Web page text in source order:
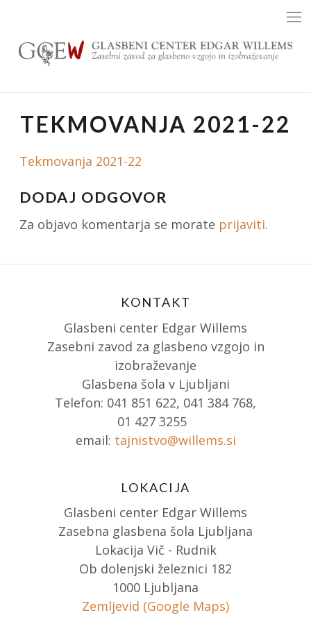
content
TEKMOVANJA 2021-22
Tekmovanja 2021-22
DODAJ ODGOVOR
Za objavo komentarja se morate prijaviti.
KONTAKT
Glasbeni center Edgar Willems
Zasebni zavod za glasbeno vzgojo in
izobraževanje
Glasbena šola v Ljubljani
Telefon: 041 851 622, 041 384 768,
01 427 3255
email: tajnistvo@willems.si
LOKACIJA
Glasbeni center Edgar Willems
Zasebna glasbena šola Ljubljana
Lokacija Vič - Rudnik
Ob dolenjski železnici 182
1000 Ljubljana
Zemljevid (Google Maps)